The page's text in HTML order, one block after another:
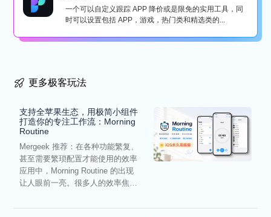
一个可以自定义跟踪 APP 降价或是限免的实用工具，同
时可以设置包括 APP，游戏，热门类和精选类的...
更多极客玩法
支持全苹果生态，用极简小组件
打造你的专注工作流：Morning
Routine
Mergeek 推荐：在各种功能繁复、
甚至需要繁琐配置才能使用的效率
应用中，Morning Routine 的出现
让人眼前一亮。很多人的效率焦